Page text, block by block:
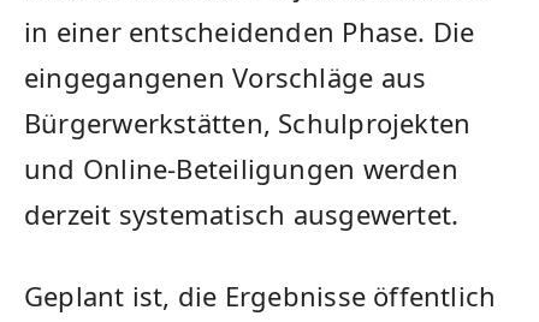
in einer entscheidenden Phase. Die
eingegangenen Vorschläge aus
Bürgerwerkstätten, Schulprojekten
und Online-Beteiligungen werden
derzeit systematisch ausgewertet.
Geplant ist, die Ergebnisse öffentlich